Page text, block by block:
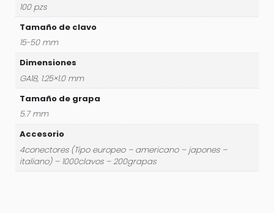
TAT81501
cantidad
100 pzs
Tamaño de clavo
15-50 mm
Dimensiones
GA18, 1.25×1.0 mm
Tamaño de grapa
5.7 mm
Accesorio
4conectores (Tipo europeo – americano – japones –
italiano) – 1000clavos – 200grapas